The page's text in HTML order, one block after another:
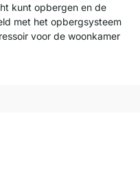
kunt opbergen en de
met het opbergsysteem
voor de woonkamer